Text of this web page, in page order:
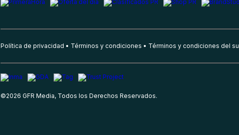
Política de privacidad Términos y condiciones Términos y condiciones del
©2026 GFR Media, Todos los Derechos Reservados.